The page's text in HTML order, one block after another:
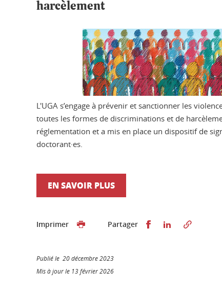
harcèlement
L'UGA s’engage à prévenir et sanctionner les
toutes les formes de discriminations et de
réglementation et a mis en place un dispositif de
doctorant·es.
EN SAVOIR PLUS
Imprimer Partager Partager sur
Partager
Publié le 20 décembre 2023
Mis à jour le 13 février 2026